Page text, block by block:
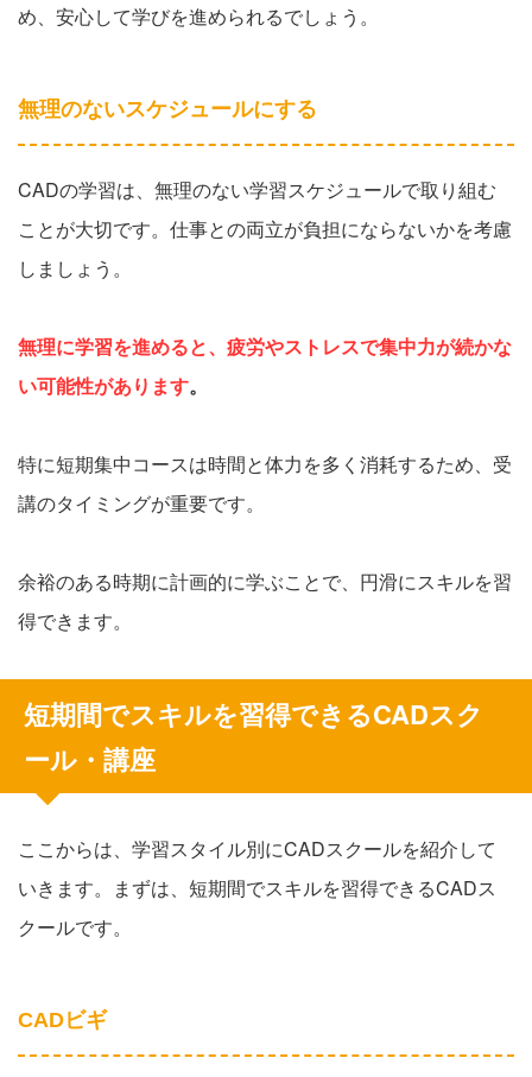
め、安心して学びを進められるでしょう。
無理のないスケジュールにする
CADの学習は、無理のない学習スケジュールで取り組む
ことが大切です。仕事との両立が負担にならないかを考慮
しましょう。
無理に学習を進めると、疲労やストレスで集中力が続かな
い可能性があります。
特に短期集中コースは時間と体力を多く消耗するため、受
講のタイミングが重要です。
余裕のある時期に計画的に学ぶことで、円滑にスキルを習
得できます。
短期間でスキルを習得できるCADスク
ール・講座
ここからは、学習スタイル別にCADスクールを紹介して
いきます。まずは、短期間でスキルを習得できるCADス
クールです。
CADビギ